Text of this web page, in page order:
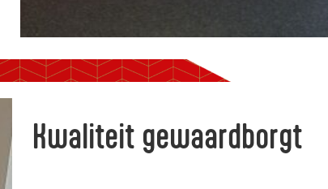
Kwaliteit gewaardborgt